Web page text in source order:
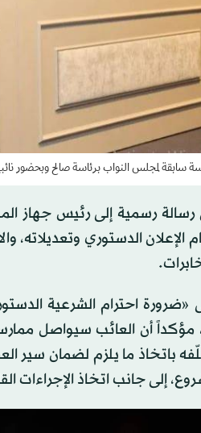
سابقة لمجلس النواب برئاسة صالح وبحضور
رسمية إلى رئيس جهاز
احترام الشرعية
مؤكداً أن العائب سيواصل
باتخاذ ما يلزم لضمان سير
إلى جانب اتخاذ الإجراءات